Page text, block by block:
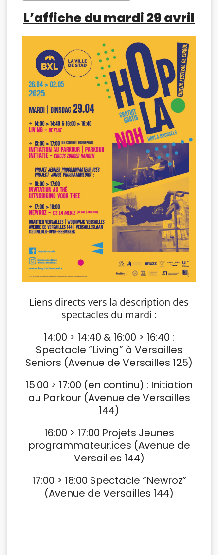
L’affiche du mardi 29 avril
Liens directs vers la description des
spectacles du mardi :
14:00 > 14:40 & 16:00 > 16:40 :
Spectacle “Living” à Versailles
Seniors (Avenue de Versailles 125)
15:00 > 17:00 (en continu) : Initiation
au Parkour (Avenue de Versailles
144)
16:00 > 17:00 Projets Jeunes
programmateur.ices (Avenue de
Versailles 144)
17:00 > 18:00 Spectacle “Newroz”
(Avenue de Versailles 144)